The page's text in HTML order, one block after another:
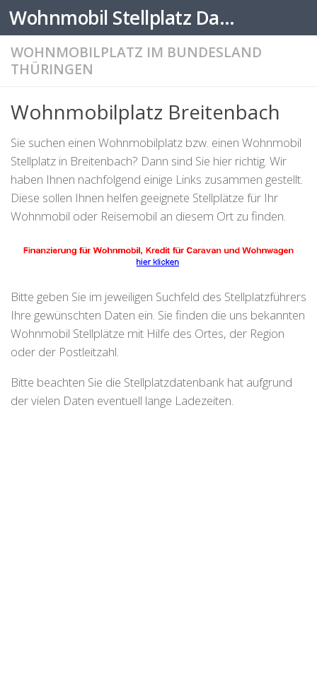
Zum Inhalt springen Wohnmobil Stellplatz Datenbank
WOHNMOBILPLATZ IM BUNDESLAND
THÜRINGEN
Wohnmobilplatz Breitenbach
Sie suchen einen Wohnmobilplatz bzw. einen Wohnmobil
Stellplatz in Breitenbach? Dann sind Sie hier richtig. Wir
haben Ihnen nachfolgend einige Links zusammen gestellt.
Diese sollen Ihnen helfen geeignete Stellplätze für Ihr
Wohnmobil oder Reisemobil an diesem Ort zu finden.
Bitte geben Sie im jeweiligen Suchfeld des Stellplatzführers
Ihre gewünschten Daten ein. Sie finden die uns bekannten
Wohnmobil Stellplätze mit Hilfe des Ortes, der Region
oder der Postleitzahl.
Bitte beachten Sie die Stellplatzdatenbank hat aufgrund
der vielen Daten eventuell lange Ladezeiten.